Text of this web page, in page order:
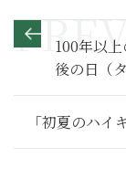
100年以
後の日（
「初夏のハ